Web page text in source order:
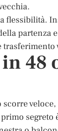
flessibilità.
48
segreto